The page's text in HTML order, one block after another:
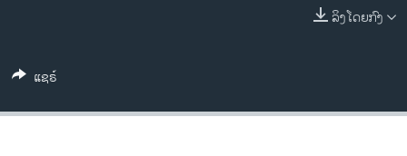
ວິທະຍາສາດ-ເທັກໂນໂລຈີ
ທຸລະກິດ
ລິງໂດຍກົງ
ແຊຣ໌